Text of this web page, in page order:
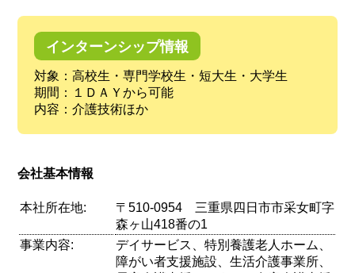
インターンシップ情報
対象：高校生・専門学校生・短大生・大学生
期間：１ＤＡＹから可能
内容：介護技術ほか
会社基本情報
本社所在地:
〒510-0954 三重県四日市市采女町字
森ヶ山418番の1
事業内容:
デイサービス、特別養護老人ホーム、
障がい者支援施設、生活介護事業所、